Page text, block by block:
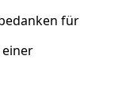
für
einer